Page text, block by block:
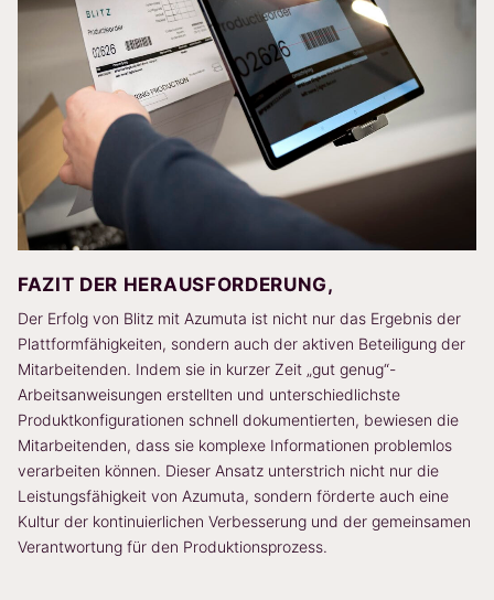
FAZIT DER HERAUSFORDERUNG,
Der Erfolg von Blitz mit Azumuta ist nicht nur das Ergebnis der
Plattformfähigkeiten, sondern auch der aktiven Beteiligung der
Mitarbeitenden. Indem sie in kurzer Zeit „gut genug“-
Arbeitsanweisungen erstellten und unterschiedlichste
Produktkonfigurationen schnell dokumentierten, bewiesen die
Mitarbeitenden, dass sie komplexe Informationen problemlos
verarbeiten können. Dieser Ansatz unterstrich nicht nur die
Leistungsfähigkeit von Azumuta, sondern förderte auch eine
Kultur der kontinuierlichen Verbesserung und der gemeinsamen
Verantwortung für den Produktionsprozess.